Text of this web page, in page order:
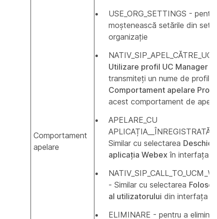
Comportament
apelare
USE_ORG_SETTINGS -
moștenească setările din
organizație
Utilizare profil UC Manager
transmiteți un nume de profil
Comportament apelare
acest comportament de
APELARE_CU
Similar cu selectarea
aplicația Webex în interfața
- Similar cu selectarea
al utilizatorului din interfața
ELIMINARE - pentru a